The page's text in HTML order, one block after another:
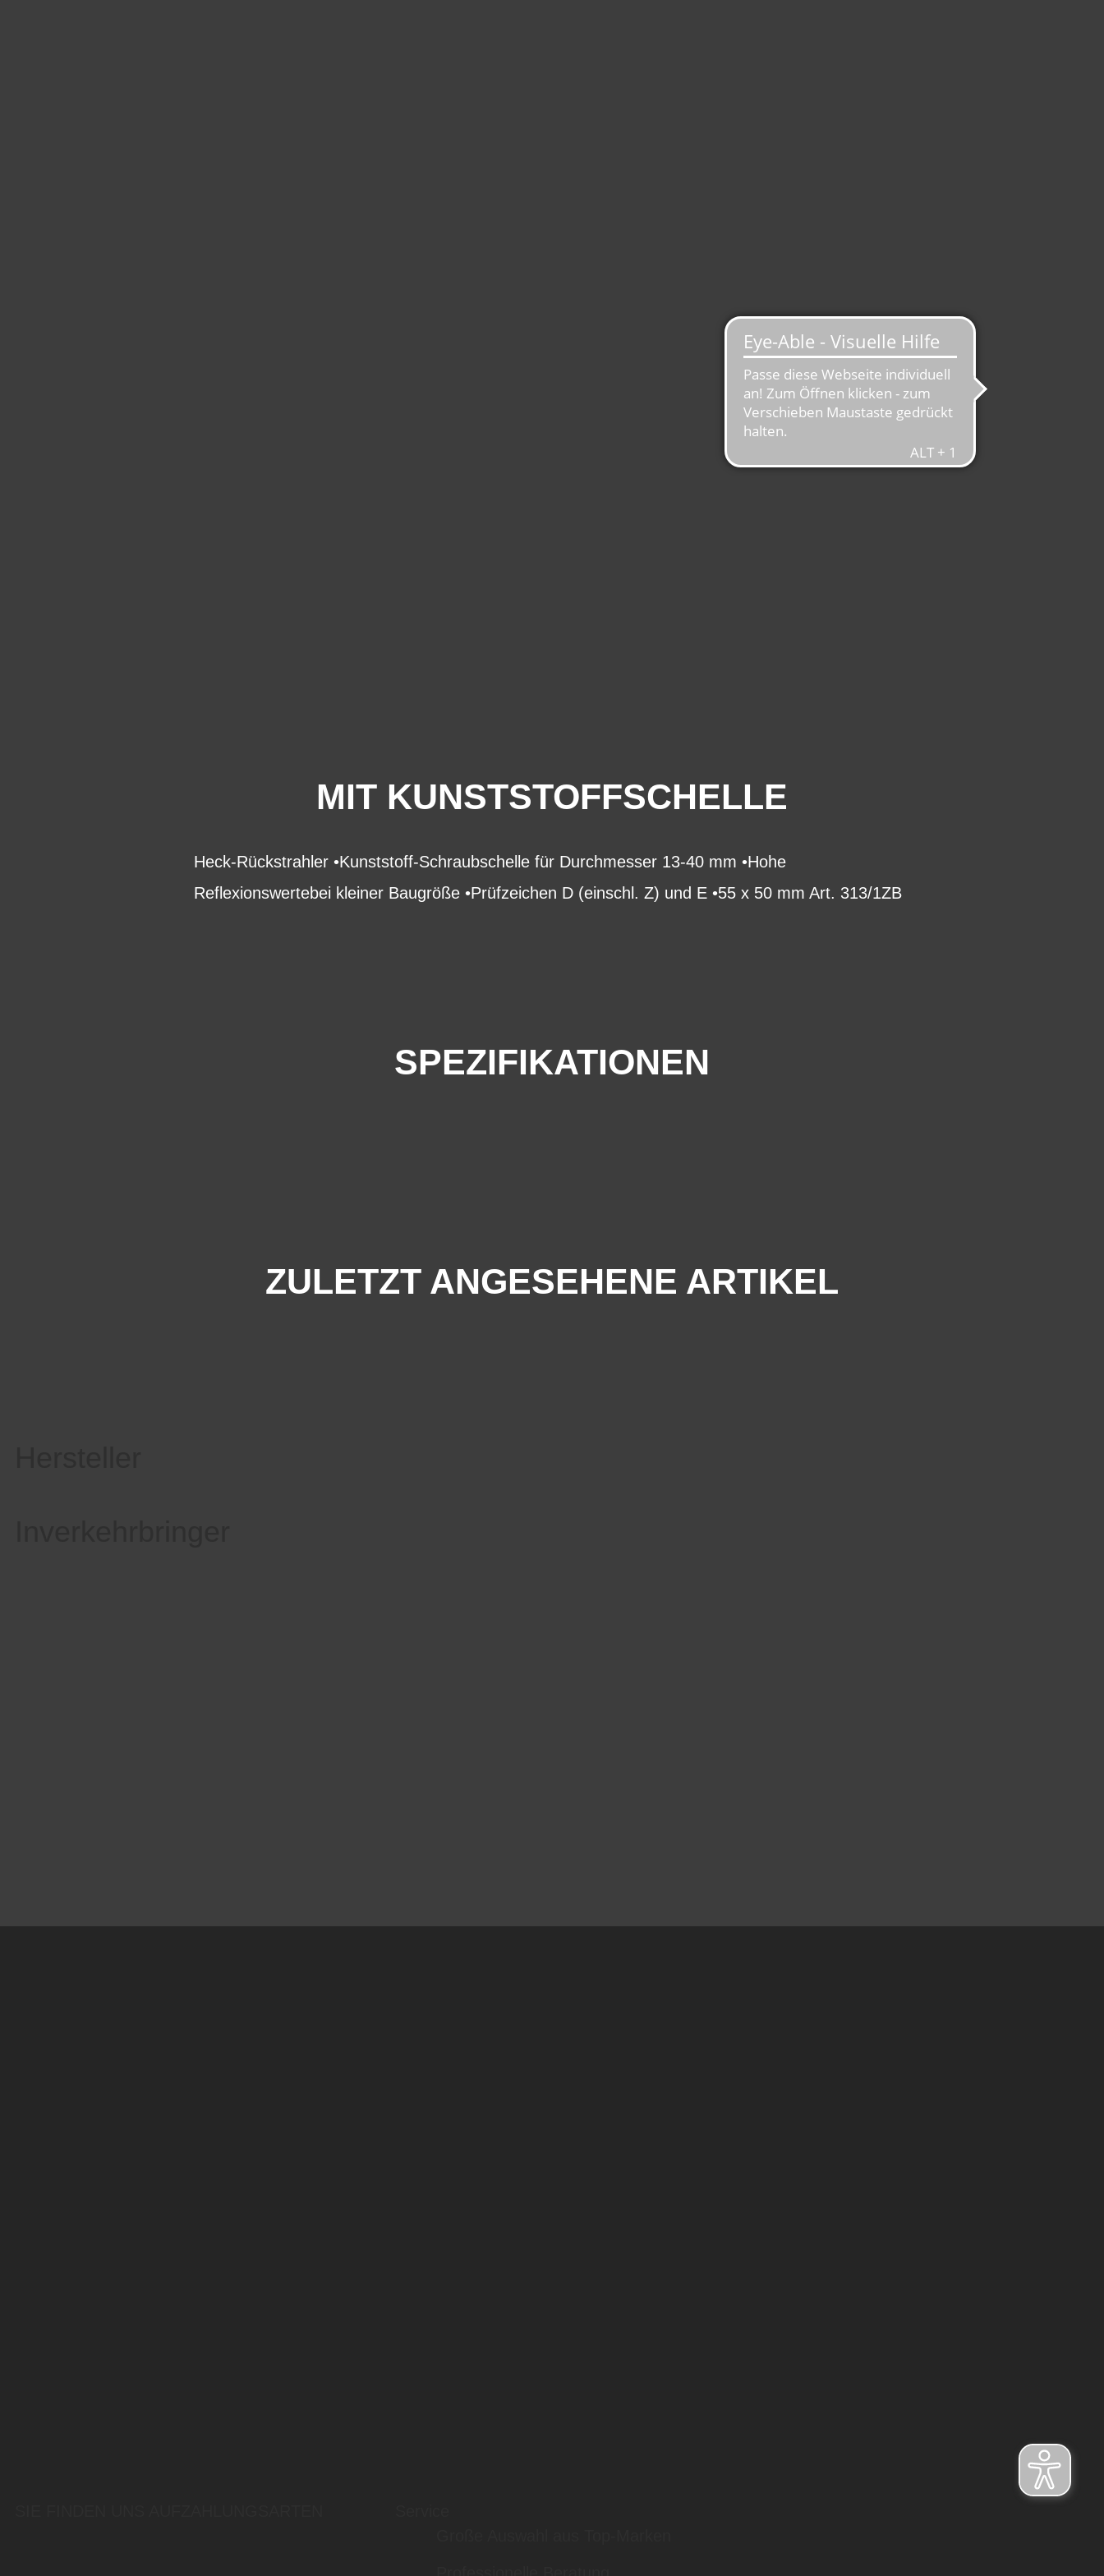
MIT KUNSTSTOFFSCHELLE
Heck-Rückstrahler •Kunststoff-Schraubschelle für Durchmesser 13-40 mm •Hohe
Reflexionswertebei kleiner Baugröße •Prüfzeichen D (einschl. Z) und E •55 x 50 mm Art. 313/1ZB
SPEZIFIKATIONEN
ZULETZT ANGESEHENE ARTIKEL